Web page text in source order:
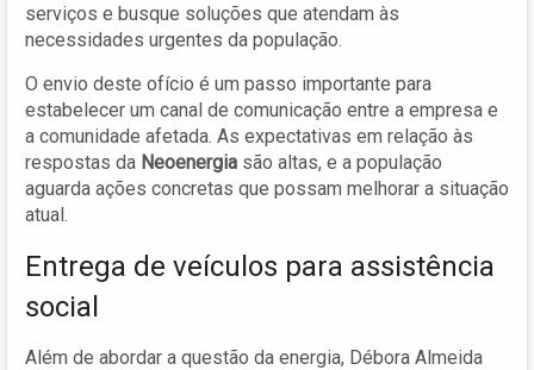
serviços e busque soluções que atendam às
necessidades urgentes da população.
O envio deste ofício é um passo importante para
estabelecer um canal de comunicação entre a empresa e
a comunidade afetada. As expectativas em relação às
respostas da Neoenergia são altas, e a população
aguarda ações concretas que possam melhorar a situação
atual.
Entrega de veículos para assistência
social
Além de abordar a questão da energia, Débora Almeida